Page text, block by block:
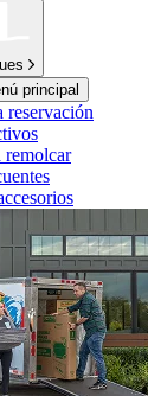
principal
reservación
remolcar